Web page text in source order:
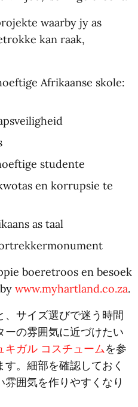
waarby jy as
kan raak,
Afrikaanse skole:
studente
en korrupsie te
as taal
boeretroos en besoek
www.myhartland.co.za.
サイズ選びで迷う時間
ーの雰囲気に近づけたい
キガル コスチュームを参
。細部を確認しておく
囲気を作りやすくなり